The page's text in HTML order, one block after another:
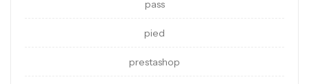
pass
pied
prestashop